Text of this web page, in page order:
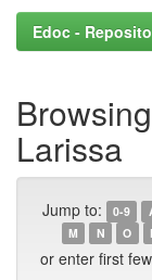
Edoc -
Larissa
Jump to: 0-9
M
N O
or enter first